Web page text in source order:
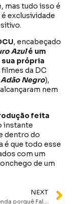
mas tudo isso é
exclusividade
, encabeçado
Azulé um
própria
da DC
Adão Negro),
nem
feita
instante
dentro do
é que todo esse
com um
de um
NEXT